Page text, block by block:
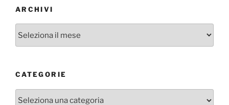
ARCHIVI
CATEGORIE
Categorie